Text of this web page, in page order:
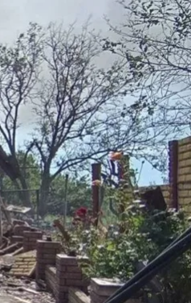
області, застосовуючи
віком 19 і 21 рік,
лікуватимуться
відділення банку та